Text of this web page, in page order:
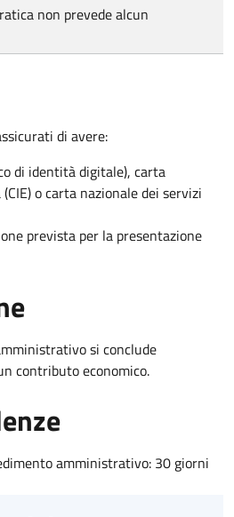
non prevede alcun
di avere:
di identità digitale), carta
o carta nazionale dei servizi
prevista per la presentazione
si conclude
contributo economico.
amministrativo: 30 giorni